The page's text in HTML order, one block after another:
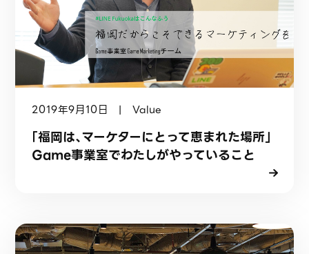
2019年9月10日 | Value
「福岡は、マーケターにとって恵まれた場所」
Game事業室でわたしがやっていること